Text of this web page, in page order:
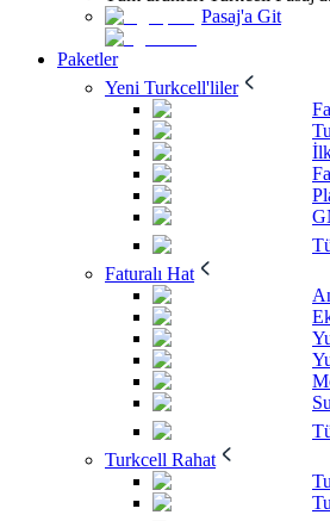
Pasaj'a Git
Paketler
Yeni Turkcell'liler
Faturalı Hat
Turkcell Rahat